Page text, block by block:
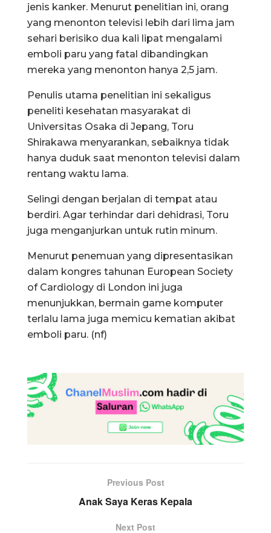
jenis kanker. Menurut penelitian ini, orang
yang menonton televisi lebih dari lima jam
sehari berisiko dua kali lipat mengalami
emboli paru yang fatal dibandingkan
mereka yang menonton hanya 2,5 jam.
Penulis utama penelitian ini sekaligus
peneliti kesehatan masyarakat di
Universitas Osaka di Jepang, Toru
Shirakawa menyarankan, sebaiknya tidak
hanya duduk saat menonton televisi dalam
rentang waktu lama.
Selingi dengan berjalan di tempat atau
berdiri. Agar terhindar dari dehidrasi, Toru
juga menganjurkan untuk rutin minum.
Menurut penemuan yang dipresentasikan
dalam kongres tahunan European Society
of Cardiology di London ini juga
menunjukkan, bermain game komputer
terlalu lama juga memicu kematian akibat
emboli paru. (nf)
Previous Post
Anak Saya Keras Kepala
Next Post